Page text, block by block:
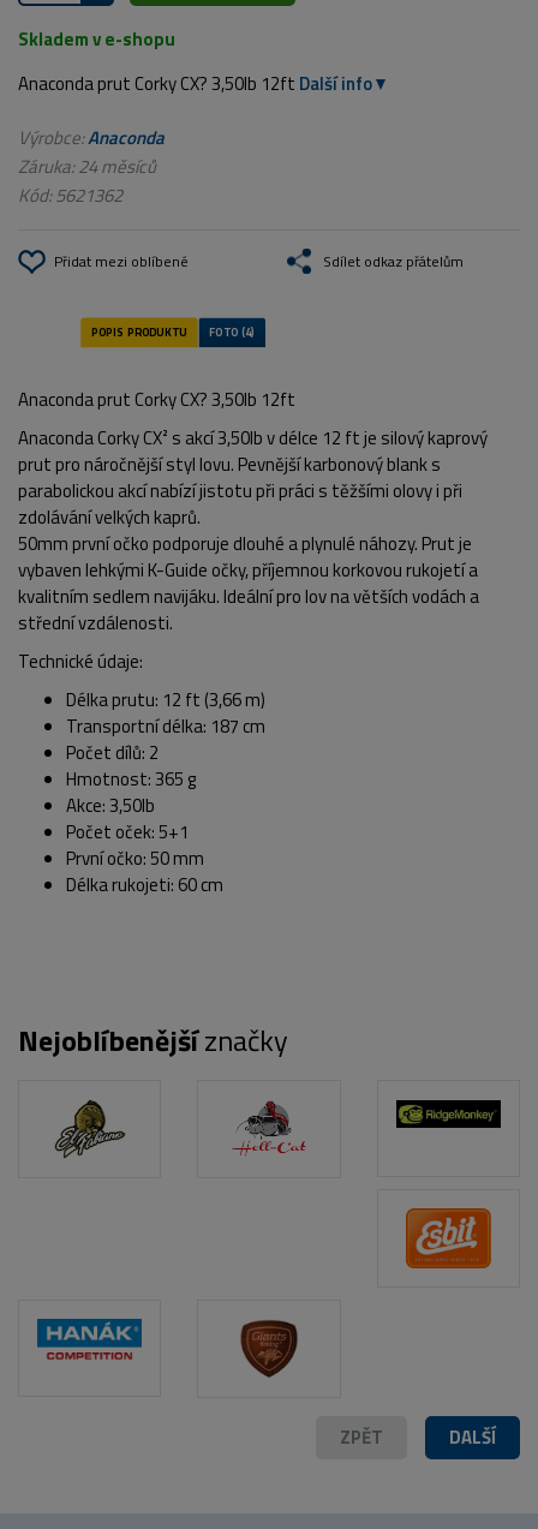
Skladem v e-shopu
Anaconda prut Corky CX? 3,50lb 12ft Další info
Výrobce:Anaconda
Záruka: 24 měsíců
Kód:5621362
Přidat mezi oblíbené Sdílet odkaz přátelům
POPIS PRODUKTU
Anaconda prut Corky CX? 3,50lb 12ft
Anaconda Corky CX² s akcí 3,50lb v délce 12 ft je silový kaprový
prut pro náročnější styl lovu. Pevnější karbonový blank s
parabolickou akcí nabízí jistotu při práci s těžšími olovy i při
zdolávání velkých kaprů.
50mm první očko podporuje dlouhé a plynulé náhozy. Prut je
vybaven lehkými K-Guide očky, příjemnou korkovou rukojetí a
kvalitním sedlem navijáku. Ideální pro lov na větších vodách a
střední vzdálenosti.
Technické údaje:
Délka prutu: 12 ft (3,66 m)
Transportní délka: 187 cm
Počet dílů: 2
Hmotnost: 365 g
Akce: 3,50lb
Počet oček: 5+1
První očko: 50 mm
Délka rukojeti: 60 cm
Nejoblíbenějšíznačky
DALŠÍ
ZPĚT